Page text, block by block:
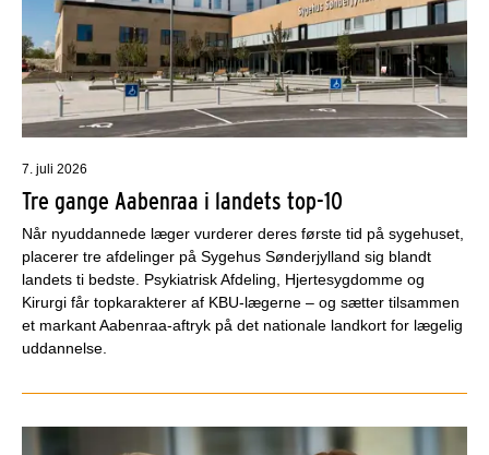
7. juli 2026
Tre gange Aabenraa i landets top-10
Når nyuddannede læger vurderer deres første tid på sygehuset,
placerer tre afdelinger på Sygehus Sønderjylland sig blandt
landets ti bedste. Psykiatrisk Afdeling, Hjertesygdomme og
Kirurgi får topkarakterer af KBU-lægerne – og sætter tilsammen
et markant Aabenraa-aftryk på det nationale landkort for lægelig
uddannelse.